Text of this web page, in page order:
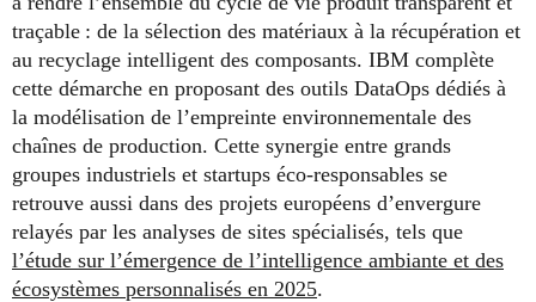
traçable : de la sélection des matériaux à la récupération et
au recyclage intelligent des composants. IBM complète
cette démarche en proposant des outils DataOps dédiés à
la modélisation de l’empreinte environnementale des
chaînes de production. Cette synergie entre grands
groupes industriels et startups éco-responsables se
retrouve aussi dans des projets européens d’envergure
relayés par les analyses de sites spécialisés, tels que
l’étude sur l’émergence de l’intelligence ambiante et des
écosystèmes personnalisés en 2025.